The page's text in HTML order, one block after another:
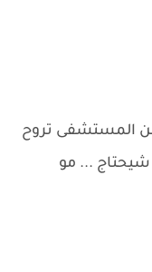
المستشفى تروح
شيحتاج ... مو